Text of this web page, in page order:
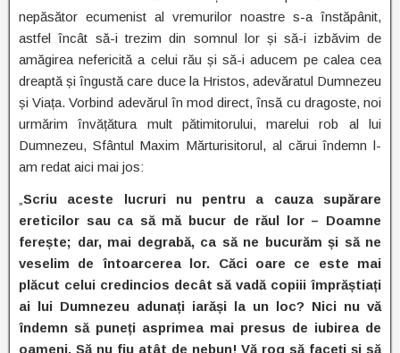
nepăsător ecumenist al vremurilor noastre s-a înstăpânit,
astfel încât să-i trezim din somnul lor și să-i izbăvim de
amăgirea nefericită a celui rău și să-i aducem pe calea cea
dreaptă și îngustă care duce la Hristos, adevăratul Dumnezeu
și Viața. Vorbind adevărul în mod direct, însă cu dragoste, noi
urmărim învățătura mult pătimitorului, marelui rob al lui
Dumnezeu, Sfântul Maxim Mărturisitorul, al cărui îndemn l-
am redat aici mai jos:
Scriu aceste lucruri nu pentru a cauza supărare
ereticilor sau ca să mă bucur de răul lor – Doamne
ferește; dar, mai degrabă, ca să ne bucurăm și să ne
veselim de întoarcerea lor. Căci oare ce este mai
plăcut celui credincios decât să vadă copiii împrăștiați
ai lui Dumnezeu adunați iarăși la un loc? Nici nu vă
îndemn să puneți asprimea mai presus de iubirea de
oameni. Să nu fiu atât de nebun! Vă rog să faceți și să